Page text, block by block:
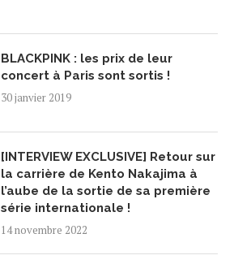
BLACKPINK : les prix de leur
concert à Paris sont sortis !
30 janvier 2019
[INTERVIEW EXCLUSIVE] Retour sur
la carrière de Kento Nakajima à
l’aube de la sortie de sa première
série internationale !
14 novembre 2022